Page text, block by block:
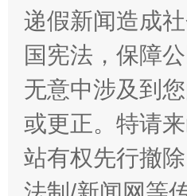
递假新闻造成
国宪法，保障
无意中涉及到
或更正。特请
站有权先行撤